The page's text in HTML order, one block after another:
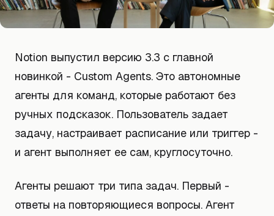
Notion выпустил версию 3.3 с главной
новинкой - Custom Agents. Это автономные
агенты для команд, которые работают без
ручных подсказок. Пользователь задает
задачу, настраивает расписание или триггер -
и агент выполняет ее сам, круглосуточно.
Агенты решают три типа задач. Первый -
ответы на повторяющиеся вопросы. Агент